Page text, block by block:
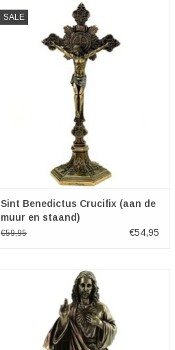
SALE
Sint Benedictus Crucifix (aan de muur en
staand)
Veronese Design
Afmetingen: (hxbxd)ca. 25cm x 11cm x 8cm
TOEVOEGEN AAN WINKELWAGEN
Sint Benedictus Crucifix (aan de
muur en staand)
€59,95 €54,95
Heilig Hart van Jezus gebronsd beeld
Veronese Design
Afmetingen: (hxbxd)ca. 21cm x 9cm x 7cm
TOEVOEGEN AAN WINKELWAGEN